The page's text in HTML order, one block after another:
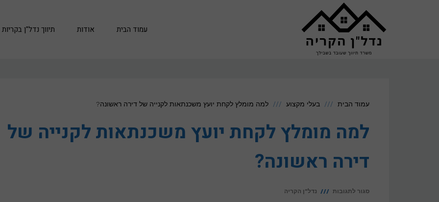
עמוד הבית אודות תיווך נדל"ן בקריות
עמוד הבית בעלי מקצוע למה מומלץ לקחת יועץ משכנתאות לקנייה של דירה ראשונה?
למה מומלץ לקחת יועץ משכנתאות לקנייה של
דירה ראשונה?
סגור לתגובות על נדל"ן הקריה